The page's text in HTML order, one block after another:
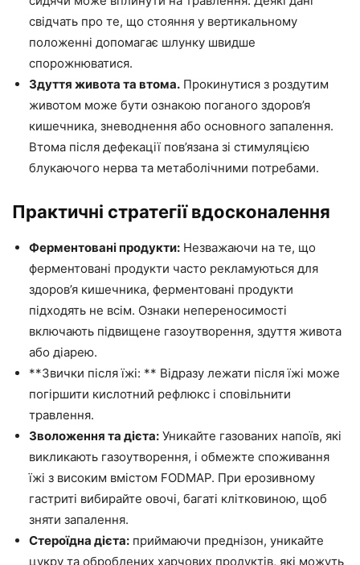
свідчать про те, що стояння у вертикальному
положенні допомагає шлунку швидше
спорожнюватися.
Здуття живота та втома. Прокинутися з роздутим
животом може бути ознакою поганого здоров’я
кишечника, зневоднення або основного запалення.
Втома після дефекації пов’язана зі стимуляцією
блукаючого нерва та метаболічними потребами.
Практичні стратегії вдосконалення
Ферментовані продукти: Незважаючи на те, що
ферментовані продукти часто рекламуються для
здоров’я кишечника, ферментовані продукти
підходять не всім. Ознаки непереносимості
включають підвищене газоутворення, здуття живота
або діарею.
**Звички після їжі: ** Відразу лежати після їжі може
погіршити кислотний рефлюкс і сповільнити
травлення.
Зволоження та дієта: Уникайте газованих напоїв, які
викликають газоутворення, і обмежте споживання
їжі з високим вмістом FODMAP. При ерозивному
гастриті вибирайте овочі, багаті клітковиною, щоб
зняти запалення.
Стероїдна дієта: приймаючи преднізон, уникайте
цукру та оброблених харчових продуктів, які можуть